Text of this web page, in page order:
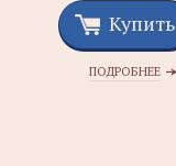
Купить
ПОДРОБНЕЕ